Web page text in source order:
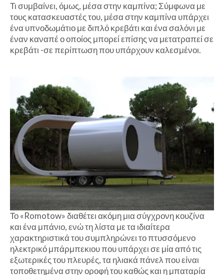
Τι συμβαίνει, όμως, μέσα στην καμπίνα; Σύμφωνα με
τους κατασκευαστές του, μέσα στην καμπίνα υπάρχει
ένα υπνοδωμάτιο με διπλό κρεβάτι και ένα σαλόνι με
έναν καναπέ ο οποίος μπορεί επίσης να μετατραπεί σε
κρεβάτι -σε περίπτωση που υπάρχουν καλεσμένοι.
Το «Romotow» διαθέτει ακόμη μια σύγχρονη κουζίνα
και ένα μπάνιο, ενώ τη λίστα με τα ιδιαίτερα
χαρακτηριστικά του συμπληρώνει το πτυσσόμενο
ηλεκτρικό μπάρμπεκιου που υπάρχει σε μία από τις
εξωτερικές του πλευρές, τα ηλιακά πάνελ που είναι
τοποθετημένα στην οροφή του καθώς και η μπαταρία